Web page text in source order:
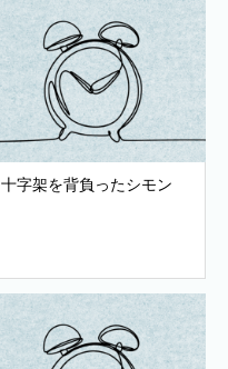
十字架を背負ったシモン